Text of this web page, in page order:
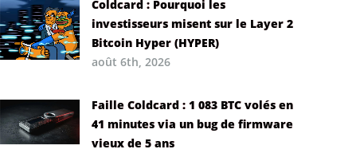
Coldcard : Pourquoi les
investisseurs misent sur le Layer 2
Bitcoin Hyper (HYPER)
août 6th, 2026
Faille Coldcard : 1 083 BTC volés en
41 minutes via un bug de firmware
vieux de 5 ans